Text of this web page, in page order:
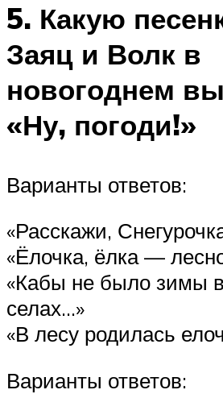
5. Какую
Заяц и Волк в
новогоднем
«Ну, погоди!»
Варианты ответов:
«Расскажи,
«Ёлочка, ёлка —
«Кабы не было зимы в
селах…»
«В лесу родилась
Варианты ответов: